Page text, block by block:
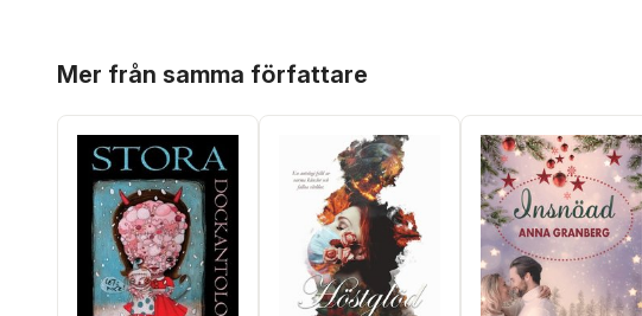
Mer från samma författare